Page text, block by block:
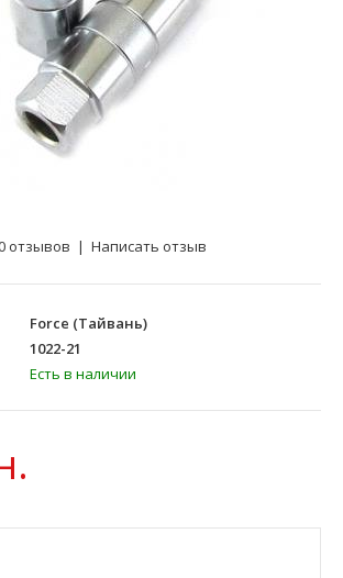
отзывов | Написать отзыв
Force (Тайвань)
1022-21
Есть в наличии